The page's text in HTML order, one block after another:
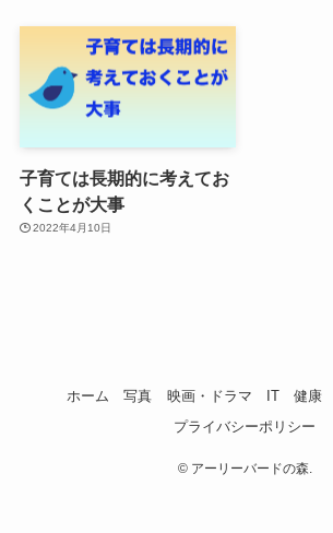
子育ては長期的に考えてお
くことが大事
2022年4月10日
ホーム 写真 映画・ドラマ IT 健康
プライバシーポリシー
©アーリーバードの森.